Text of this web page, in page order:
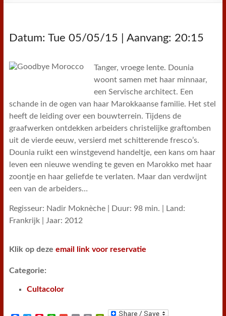
Datum: Tue 05/05/15 | Aanvang: 20:15
Tanger, vroege lente. Dounia
woont samen met haar minnaar,
een Servische architect. Een
schande in de ogen van haar Marokkaanse familie. Het stel
heeft de leiding over een bouwterrein. Tijdens de
graafwerken ontdekken arbeiders christelijke graftomben
uit de vierde eeuw, versierd met schitterende fresco’s.
Dounia ruikt een winstgevend handeltje, een kans om haar
leven een nieuwe wending te geven en Marokko met haar
zoontje en haar geliefde te verlaten. Maar dan verdwijnt
een van de arbeiders…
Regisseur: Nadir Moknèche | Duur: 98 min. | Land:
Frankrijk | Jaar: 2012
Klik op deze email link voor reservatie
Categorie:
Cultacolor